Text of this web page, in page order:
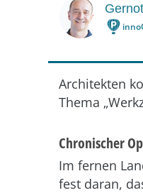
Architekten
Thema
Chronischer
Im fernen
fest daran,